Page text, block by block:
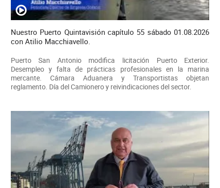
Nuestro Puerto Quintavisión capítulo 55 sábado 01.08.2026
con Atilio Macchiavello.
Puerto San Antonio modifica licitación Puerto Exterior.
Desempleo y falta de prácticas profesionales en la marina
mercante. Cámara Aduanera y Transportistas objetan
reglamento. Día del Camionero y reivindicaciones del sector.